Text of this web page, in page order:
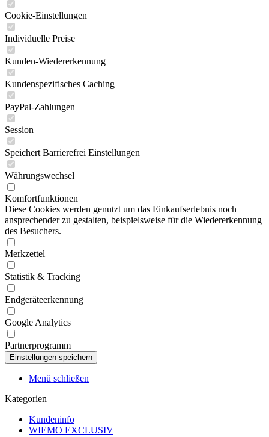
Cookie-Einstellungen
Individuelle Preise
Kunden-Wiedererkennung
Kundenspezifisches Caching
PayPal-Zahlungen
Session
Speichert Barrierefrei Einstellungen
Währungswechsel
Komfortfunktionen
Diese Cookies werden genutzt um das Einkaufserlebnis noch
ansprechender zu gestalten, beispielsweise für die Wiedererkennung
des Besuchers.
Merkzettel
Statistik & Tracking
Endgeräteerkennung
Google Analytics
Partnerprogramm
Menü schließen
Kategorien
Kundeninfo
WIEMO EXCLUSIV